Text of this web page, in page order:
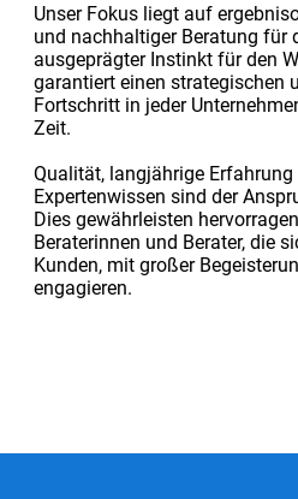
Unser Fokus liegt auf
und nachhaltiger Beratung für
ausgeprägter Instinkt für den
garantiert einen strategischen
Fortschritt in jeder
Zeit.
Qualität, langjährige
Expertenwissen sind der
Dies gewährleisten
Beraterinnen und Berater, die
Kunden, mit großer
engagieren.